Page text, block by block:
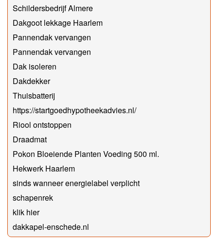
Schildersbedrijf Almere
Dakgoot lekkage Haarlem
Pannendak vervangen
Pannendak vervangen
Dak isoleren
Dakdekker
Thuisbatterij
https://startgoedhypotheekadvies.nl/
Riool ontstoppen
Draadmat
Pokon Bloeiende Planten Voeding 500 ml.
Hekwerk Haarlem
sinds wanneer energielabel verplicht
schapenrek
klik hier
dakkapel-enschede.nl